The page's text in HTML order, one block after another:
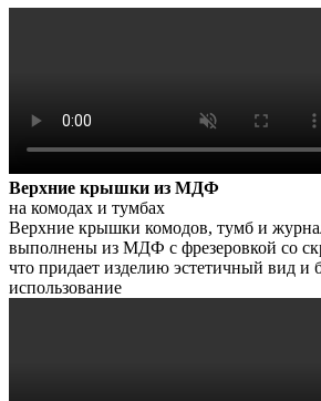
Верхние крышки из МДФ
на комодах и тумбах
Верхние крышки комодов, тумб и
выполнены из МДФ с фрезеровкой со
что придает изделию эстетичный вид и
использование